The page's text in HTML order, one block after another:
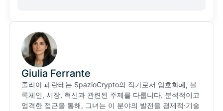
Giulia Ferrante
줄리아 페란테는 SpazioCrypto의 작가로서 암호화폐, 블
록체인, 시장, 혁신과 관련된 주제를 다룹니다. 분석적이고
엄격한 접근을 통해, 그녀는 이 분야의 발전을 경제적·기술